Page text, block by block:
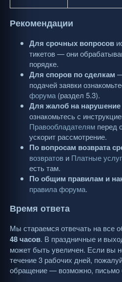
Рекомендации
Для срочных вопросов
тикетов — они
порядке.
Для споров по сделкам
подачей заявки
форума (раздел 5.3).
Для жалоб на нарушение
ознакомьтесь с
Правообладателям перед
ускорит рассмотрение.
По вопросам возврата
возвратов и Платные
есть там.
По общим правилам и
правила форума.
Время ответа
Мы стараемся отвечать на все
48 часов. В праздничные и
может быть увеличен. Если вы
течение 3 рабочих дней,
обращение — возможно, письмо